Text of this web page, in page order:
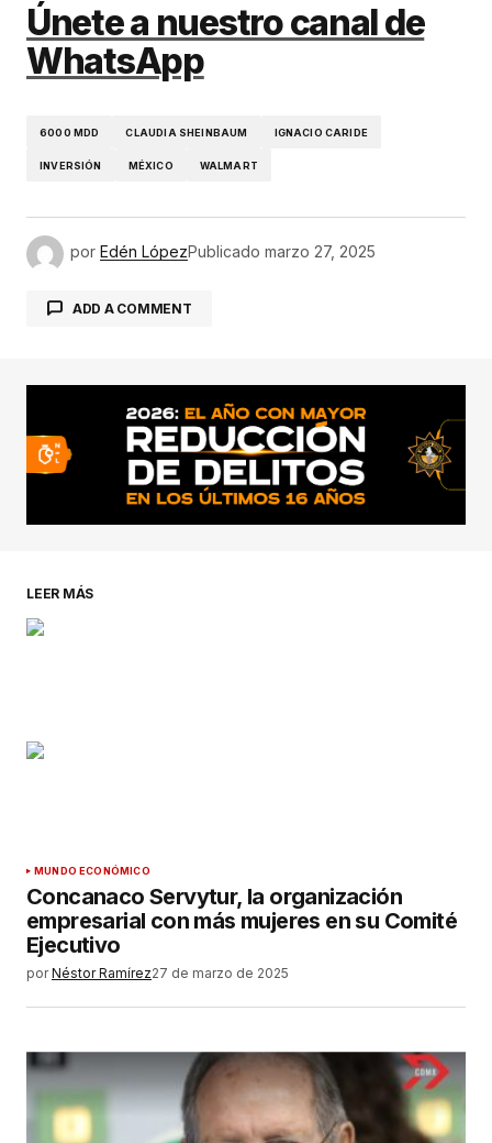
Únete a nuestro canal de
WhatsApp
6000 MDD CLAUDIA SHEINBAUM IGNACIO CARIDE
INVERSIÓN MÉXICO WALMART
por Edén LópezPublicado marzo 27, 2025
ADD A COMMENT
conectado
LEER MÁS
MUNDO ECONÓMICO
Concanaco Servytur, la organización
empresarial con más mujeres en su Comité
Ejecutivo
por Néstor Ramírez27 de marzo de 2025